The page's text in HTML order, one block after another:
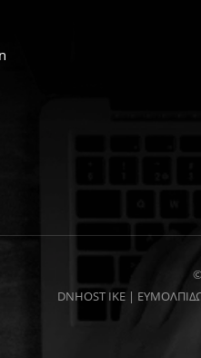
DNHOST IKE |